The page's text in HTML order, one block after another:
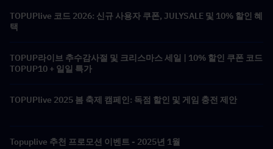
TOPUPlive 코드 2026: 신규 사용자 쿠폰, JULYSALE 및 10% 할인 혜
택
TOPUP라이브 추수감사절 및 크리스마스 세일 | 10% 할인 쿠폰 코드
TOPUP10 + 일일 특가
TOPUPlive 2025 봄 축제 캠페인: 독점 할인 및 게임 충전 제안
Topuplive 추천 프로모션 이벤트 - 2025년 1월